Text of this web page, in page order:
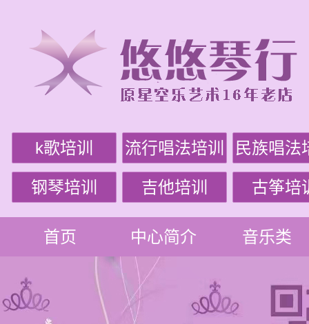
k歌培训 流行唱法培训 民族唱法
钢琴培训 吉他培训 古筝培
首页 中心简介 音乐类